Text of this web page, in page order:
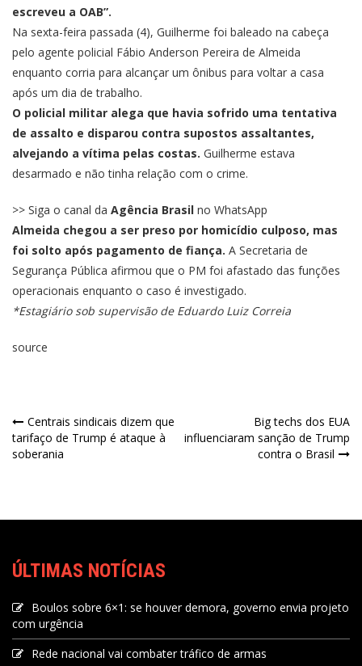
escreveu a OAB”.
Na sexta-feira passada (4), Guilherme foi baleado na cabeça
pelo agente policial Fábio Anderson Pereira de Almeida
enquanto corria para alcançar um ônibus para voltar a casa
após um dia de trabalho.
O policial militar alega que havia sofrido uma tentativa
de assalto e disparou contra supostos assaltantes,
alvejando a vítima pelas costas. Guilherme estava
desarmado e não tinha relação com o crime.
>> Siga o canal da Agência Brasil no WhatsApp
Almeida chegou a ser preso por homicídio culposo, mas
foi solto após pagamento de fiança. A Secretaria de
Segurança Pública afirmou que o PM foi afastado das funções
operacionais enquanto o caso é investigado.
*Estagiário sob supervisão de Eduardo Luiz Correia
source
Centrais sindicais dizem que
tarifaço de Trump é ataque à
soberania
Big techs dos EUA
influenciaram sanção de Trump
contra o Brasil
ÚLTIMAS NOTÍCIAS
Boulos sobre 6×1: se houver demora, governo envia projeto
com urgência
Rede nacional vai combater tráfico de armas